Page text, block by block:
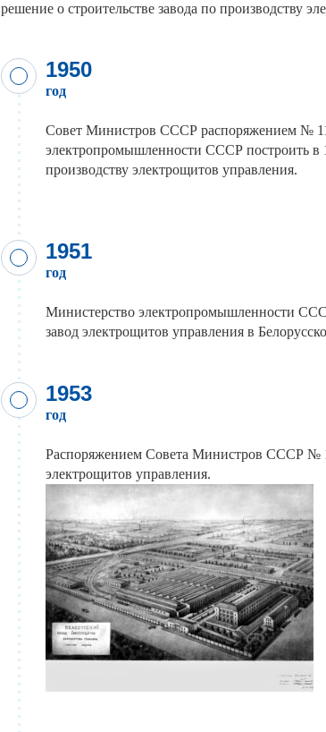
решение о строительстве завода по производству
1950
год
Совет Министров СССР распоряжением №
электропромышленности СССР построить в
производству электрощитов управления.
1951
год
Министерство электропромышленности
завод электрощитов управления в
1953
год
Распоряжением Совета Министров СССР №
электрощитов управления.